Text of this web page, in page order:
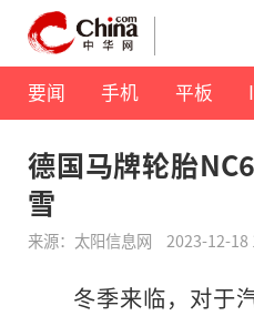
要闻 手机 平板
德国马牌轮胎
雪
来源：太阳信息网 2023-12-18
冬季来临，对于